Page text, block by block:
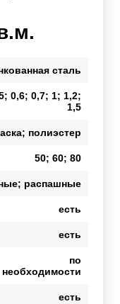
сталь
0,6; 0,7; 1; 1,2;
1,5
полиэстер
50; 60; 80
распашные
есть
есть
по
необходимости
есть